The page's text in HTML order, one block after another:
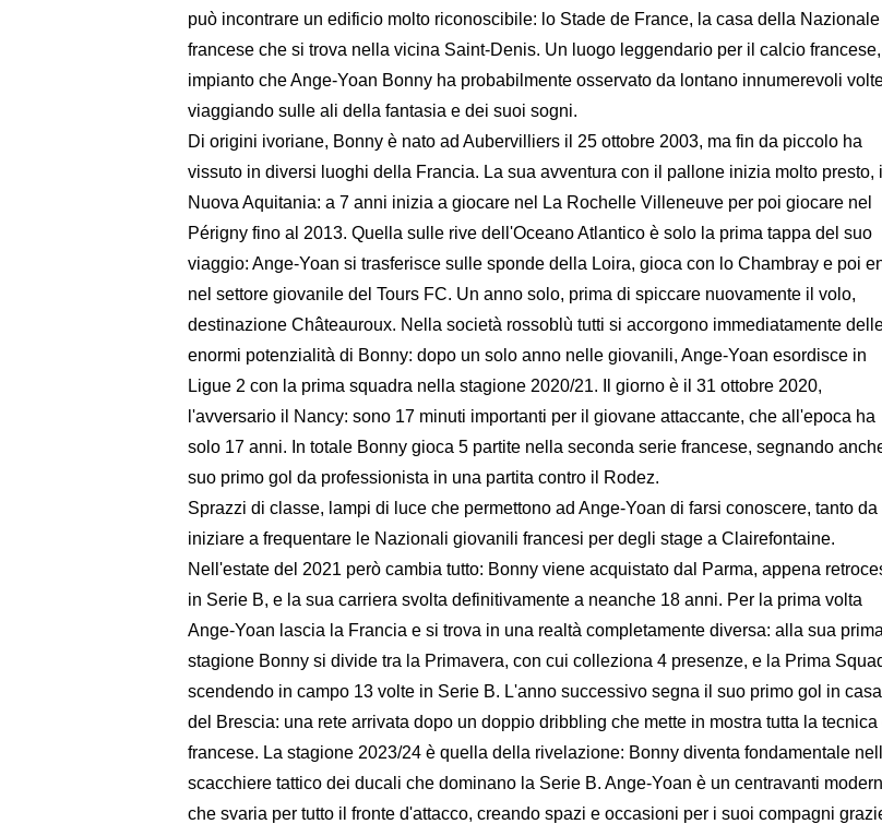
può incontrare un edificio molto riconoscibile: lo Stade de France, la casa della Nazionale
francese che si trova nella vicina Saint-Denis. Un luogo leggendario per il calcio
impianto che Ange-Yoan Bonny ha probabilmente osservato da lontano innumerevoli
viaggiando sulle ali della fantasia e dei suoi sogni.
Di origini ivoriane, Bonny è nato ad Aubervilliers il 25 ottobre 2003, ma fin da piccolo ha
vissuto in diversi luoghi della Francia. La sua avventura con il pallone inizia molto presto,
Nuova Aquitania: a 7 anni inizia a giocare nel La Rochelle Villeneuve per poi giocare nel
Périgny fino al 2013. Quella sulle rive dell'Oceano Atlantico è solo la prima tappa del suo
viaggio: Ange-Yoan si trasferisce sulle sponde della Loira, gioca con lo Chambray e poi
nel settore giovanile del Tours FC. Un anno solo, prima di spiccare nuovamente il volo,
destinazione Châteauroux. Nella società rossoblù tutti si accorgono immediatamente
enormi potenzialità di Bonny: dopo un solo anno nelle giovanili, Ange-Yoan esordisce in
Ligue 2 con la prima squadra nella stagione 2020/21. Il giorno è il 31 ottobre 2020,
l'avversario il Nancy: sono 17 minuti importanti per il giovane attaccante, che all'epoca ha
solo 17 anni. In totale Bonny gioca 5 partite nella seconda serie francese, segnando
suo primo gol da professionista in una partita contro il Rodez.
Sprazzi di classe, lampi di luce che permettono ad Ange-Yoan di farsi conoscere, tanto da
iniziare a frequentare le Nazionali giovanili francesi per degli stage a Clairefontaine.
Nell'estate del 2021 però cambia tutto: Bonny viene acquistato dal Parma, appena
in Serie B, e la sua carriera svolta definitivamente a neanche 18 anni. Per la prima volta
Ange-Yoan lascia la Francia e si trova in una realtà completamente diversa: alla sua prima
stagione Bonny si divide tra la Primavera, con cui colleziona 4 presenze, e la Prima
scendendo in campo 13 volte in Serie B. L'anno successivo segna il suo primo gol in casa
del Brescia: una rete arrivata dopo un doppio dribbling che mette in mostra tutta la tecnica
francese. La stagione 2023/24 è quella della rivelazione: Bonny diventa fondamentale
scacchiere tattico dei ducali che dominano la Serie B. Ange-Yoan è un centravanti
che svaria per tutto il fronte d'attacco, creando spazi e occasioni per i suoi compagni